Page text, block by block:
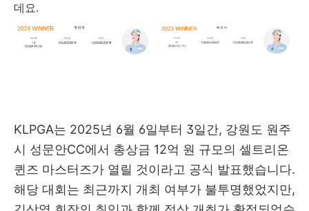
데요.
KLPGA는 2025년 6월 6일부터 3일간, 강원도 원주
시 성문안CC에서 총상금 12억 원 규모의 셀트리온
퀸즈 마스터즈가 열릴 것이라고 공식 발표했습니다.
해당 대회는 최근까지 개최 여부가 불투명했었지만,